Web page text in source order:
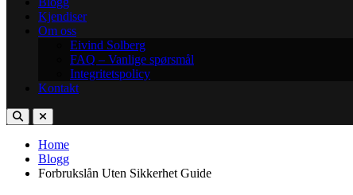
Kjendiser
Om oss
Eivind Solberg
FAQ – Vanlige spørsmål
Integritetspolicy
Kontakt
Home
Blogg
Forbrukslån Uten Sikkerhet Guide